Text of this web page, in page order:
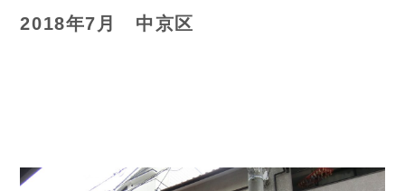
2018年7月 中京区